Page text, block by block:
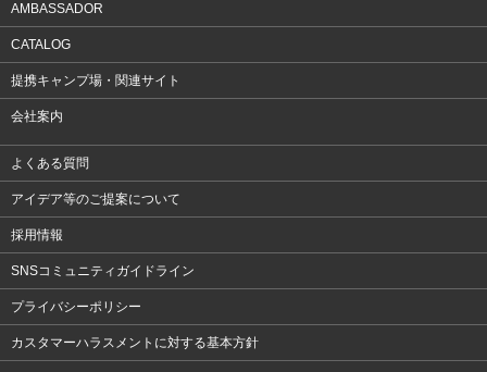
AMBASSADOR
CATALOG
提携キャンプ場・関連サイト
会社案内
よくある質問
アイデア等のご提案について
採用情報
SNSコミュニティガイドライン
プライバシーポリシー
カスタマーハラスメントに対する基本方針